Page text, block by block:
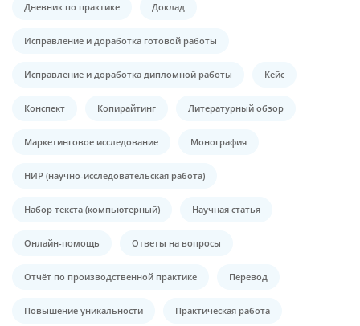
Дневник по практике Доклад
Исправление и доработка готовой работы
Исправление и доработка дипломной работы Кейс
Конспект Копирайтинг Литературный обзор
Маркетинговое исследование Монография
НИР (научно-исследовательская работа)
Набор текста (компьютерный) Научная статья
Онлайн-помощь Ответы на вопросы
Отчёт по производственной практике Перевод
Повышение уникальности Практическая работа